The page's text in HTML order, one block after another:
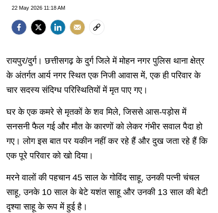
22 May 2026 11:18 AM
रायपुर/दुर्ग। छत्तीसगढ़ के दुर्ग जिले में मोहन नगर पुलिस थाना क्षेत्र
के अंतर्गत आर्य नगर स्थित एक निजी आवास में, एक ही परिवार के
चार सदस्य संदिग्ध परिस्थितियों में मृत पाए गए।
घर के एक कमरे से मृतकों के शव मिले, जिससे आस-पड़ोस में
सनसनी फैल गई और मौत के कारणों को लेकर गंभीर सवाल पैदा हो
गए। लोग इस बात पर यकीन नहीं कर रहे हैं और दुख जता रहे हैं कि
एक पूरे परिवार को खो दिया।
मरने वालों की पहचान 45 साल के गोविंद साहू, उनकी पत्नी चंचल
साहू, उनके 10 साल के बेटे यशंत साहू और उनकी 13 साल की बेटी
दृश्या साहू के रूप में हुई है।